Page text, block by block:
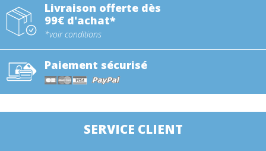
Livraison offerte dès
99€ d'achat*
*voir conditions
Paiement sécurisé
SERVICE CLIENT